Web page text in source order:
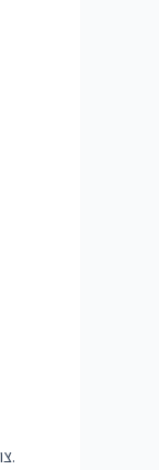
צור צ’אט בוט אינטליגנטי עבור מכשירי אנדרואיד שיכול להשתתף בשיחות בשפה טבעית ולספק מידע רלוונטי או סיוע למשתמשים. פרויקט זה יכול למנף טכניקות עיבוד שפה טבעית ולמידת מכונה.